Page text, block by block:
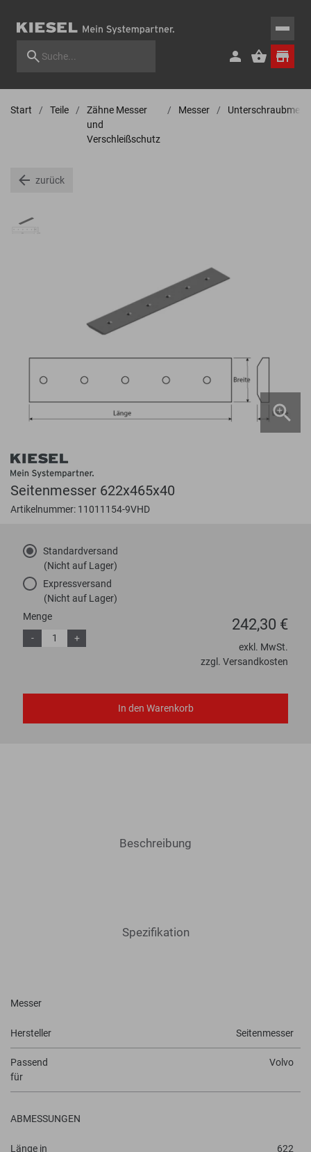
Start Teile
Zähne Messer
und
Verschleißschutz
Messer
zurück
Seitenmesser 622x465x40
Artikelnummer: 11011154-9VHD
Standardversand
(Nicht auf Lager)
Expressversand
(Nicht auf Lager)
242,30 €
exkl. MwSt.
zzgl. Versandkosten
Menge
-
+
In den Warenkorb
Beschreibung
Spezifikation
Messer
Hersteller Seitenmesser
Passend
für
Volvo
ABMESSUNGEN
Länge in
622